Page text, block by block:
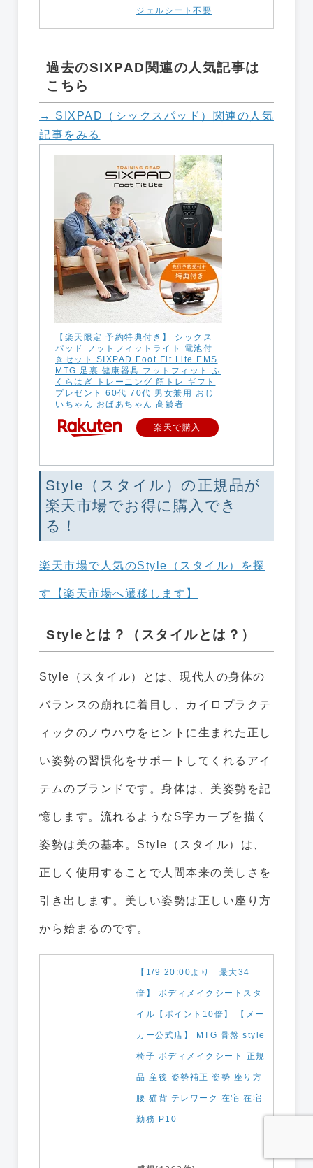
ジェルシート不要
過去のSIXPAD関連の人気記事は
こちら
→ SIXPAD（シックスパッド）関連の人気
記事をみる
【楽天限定 予約特典付き】 シックス
パッド フットフィットライト 電池付
きセット SIXPAD Foot Fit Lite EMS
MTG 足裏 健康器具 フットフィット ふ
くらはぎ トレーニング 筋トレ ギフト
プレゼント 60代 70代 男女兼用 おじ
いちゃん おばあちゃん 高齢者
楽天で購入
Style（スタイル）の正規品が
楽天市場でお得に購入でき
る！
楽天市場で人気のStyle（スタイル）を探
す【楽天市場へ遷移します】
Styleとは？（スタイルとは？）
Style（スタイル）とは、現代人の身体の
バランスの崩れに着目し、カイロプラクテ
ィックのノウハウをヒントに生まれた正し
い姿勢の習慣化をサポートしてくれるアイ
テムのブランドです。身体は、美姿勢を記
憶します。流れるようなS字カーブを描く
姿勢は美の基本。Style（スタイル）は、
正しく使用することで人間本来の美しさを
引き出します。美しい姿勢は正しい座り方
から始まるのです。
【1/9 20:00より 最大34
倍】 ボディメイクシートスタ
イル【ポイント10倍】 【メー
カー公式店】 MTG 骨盤 style
椅子 ボディメイクシート 正規
品 産後 姿勢補正 姿勢 座り方
腰 猫背 テレワーク 在宅 在宅
勤務 P10